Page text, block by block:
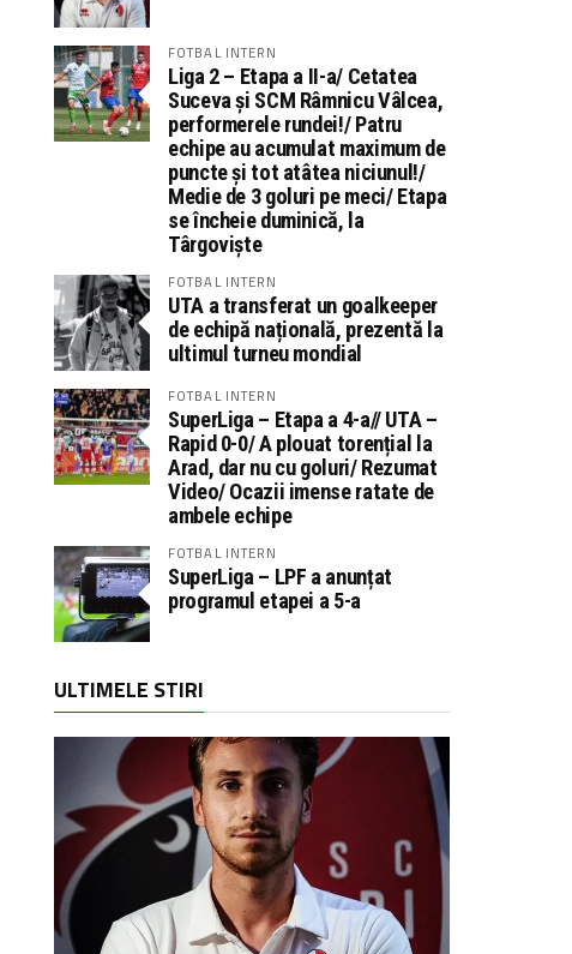
FOTBAL INTERN
Liga 2 – Etapa a II-a/ Cetatea
Suceva și SCM Râmnicu Vâlcea,
performerele rundei!/ Patru
echipe au acumulat maximum de
puncte și tot atâtea niciunul!/
Medie de 3 goluri pe meci/ Etapa
se încheie duminică, la
Târgoviște
FOTBAL INTERN
UTA a transferat un goalkeeper
de echipă națională, prezentă la
ultimul turneu mondial
FOTBAL INTERN
SuperLiga – Etapa a 4-a// UTA –
Rapid 0-0/ A plouat torențial la
Arad, dar nu cu goluri/ Rezumat
Video/ Ocazii imense ratate de
ambele echipe
FOTBAL INTERN
SuperLiga – LPF a anunțat
programul etapei a 5-a
ULTIMELE STIRI